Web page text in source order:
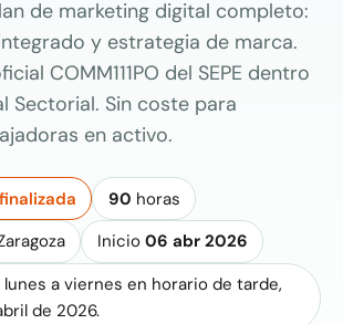
de marketing digital completo:
y estrategia de marca.
COMM111PO del SEPE dentro
Sectorial. Sin coste para
en activo.
90 horas
Inicio 06 abr 2026
a viernes en horario de tarde,
de 2026.